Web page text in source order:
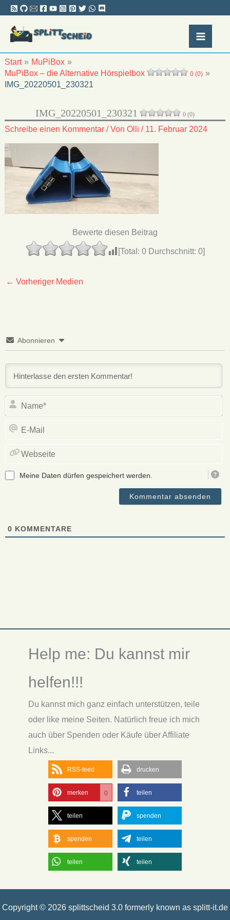
Zum
springen
Start
MuPiBox
MuPiBox – die Alternative Hörspielbox
0 (0)
IMG_20220501_230321
IMG_20220501_230321 0 (0)
Schreibe einen Kommentar / Von Olli / 11. Februar 2024
Bewerte diesen Beitrag
[Total: 0Durchschnitt: 0]
← Vorheriger Medien
Abonnieren
Meine Daten dürfen gespeichert werden.
0 KOMMENTARE
Help me: Du kannst mir
helfen!!!
Du kannst mich ganz einfach unterstützen, teile
oder like meine Seiten. Natürlich freue ich mich
auch über Spenden oder Käufe über Affiliate
Links...
RSS-feed drucken
merken 0 teilen
teilen spenden
spenden teilen
teilen teilen
Copyright © 2026 splittscheid 3.0 formerly known as splitt-it.de